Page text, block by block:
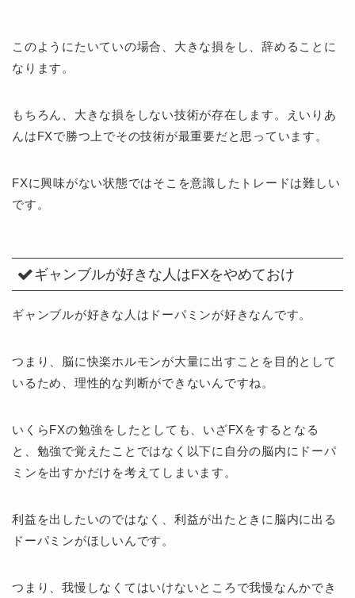
このようにたいていの場合、大きな損をし、辞めることに
なります。
もちろん、大きな損をしない技術が存在します。えいりあ
んはFXで勝つ上でその技術が最重要だと思っています。
FXに興味がない状態ではそこを意識したトレードは難しい
です。
ギャンブルが好きな人はFXをやめておけ
ギャンブルが好きな人はドーパミンが好きなんです。
つまり、脳に快楽ホルモンが大量に出すことを目的として
いるため、理性的な判断ができないんですね。
いくらFXの勉強をしたとしても、いざFXをするとなる
と、勉強で覚えたことではなく以下に自分の脳内にドーパ
ミンを出すかだけを考えてしまいます。
利益を出したいのではなく、利益が出たときに脳内に出る
ドーパミンがほしいんです。
つまり、我慢しなくてはいけないところで我慢なんかでき